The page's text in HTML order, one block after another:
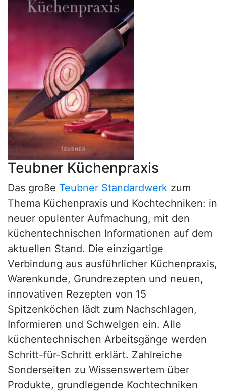
Teubner Küchenpraxis
Das große Teubner Standardwerk zum
Thema Küchenpraxis und Kochtechniken: in
neuer opulenter Aufmachung, mit den
küchentechnischen Informationen auf dem
aktuellen Stand. Die einzigartige
Verbindung aus ausführlicher Küchenpraxis,
Warenkunde, Grundrezepten und neuen,
innovativen Rezepten von 15
Spitzenköchen lädt zum Nachschlagen,
Informieren und Schwelgen ein. Alle
küchentechnischen Arbeitsgänge werden
Schritt-für-Schritt erklärt. Zahlreiche
Sonderseiten zu Wissenswertem über
Produkte, grundlegende Kochtechniken